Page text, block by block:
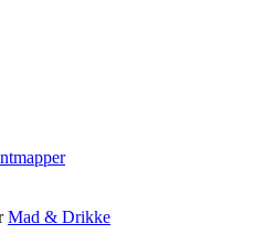
Mad & Drikke